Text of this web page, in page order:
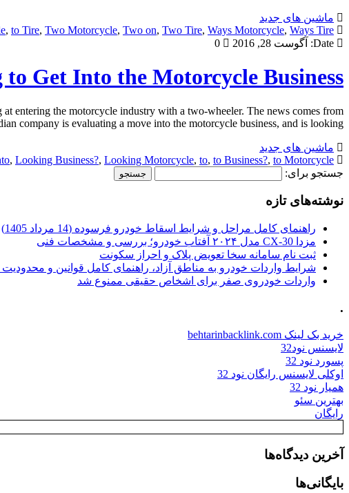
ماشین های جدید
, to Tire, Two Motorcycle, Two on, Two Tire, Ways Motorcycle, Ways Tire
Date:
آگوست 28, 2016 0
Get Into the Motorcycle Business?
entering the motorcycle industry with a two-wheeler. The news comes from
company is evaluating a move into the motorcycle business, and is looking […]
ماشین های جدید
, Looking Business?, Looking Motorcycle, to, to Business?, to Motorcycle
جستجو برای:
نوشته‌های تازه
راهنمای کامل مراحل و شرایط اسقاط خودرو فرسوده (14 مرداد 1405)
مزدا CX-30 مدل ۲۰۲۴ آفتاب خودرو؛ بررسی و مشخصات فنی
ثبت نام سامانه سخا تعویض پلاک و احراز سکونت
شرایط واردات خودرو به مناطق آزاد، راهنمای کامل قوانین و محدودیت
واردات خودروی صفر برای اشخاص حقیقی ممنوع شد
.
خرید بک لینک behtarinbacklink.com
لایسنس نود32
پسورد نود 32
اوکلی لایسنس رایگان نود 32
همیار نود 32
بهترین سئو
رایگان
آخرین دیدگاه‌ها
بایگانی‌ها